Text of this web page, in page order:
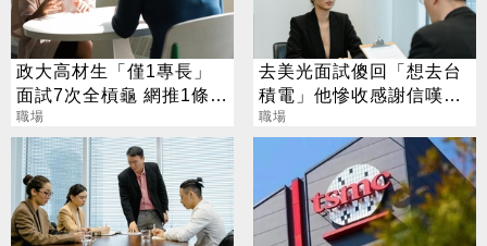
政大高材生「僅1專長」
面試7次全槓龜 網推1條
路：可年薪百萬
職場
去美光面試傻回「想去台
積電」他慘收感謝信嘆：
不能說實話嗎？
職場